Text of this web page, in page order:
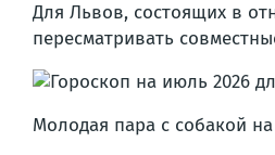
Для Львов, состоящих в
пересматривать
Молодая пара с собакой